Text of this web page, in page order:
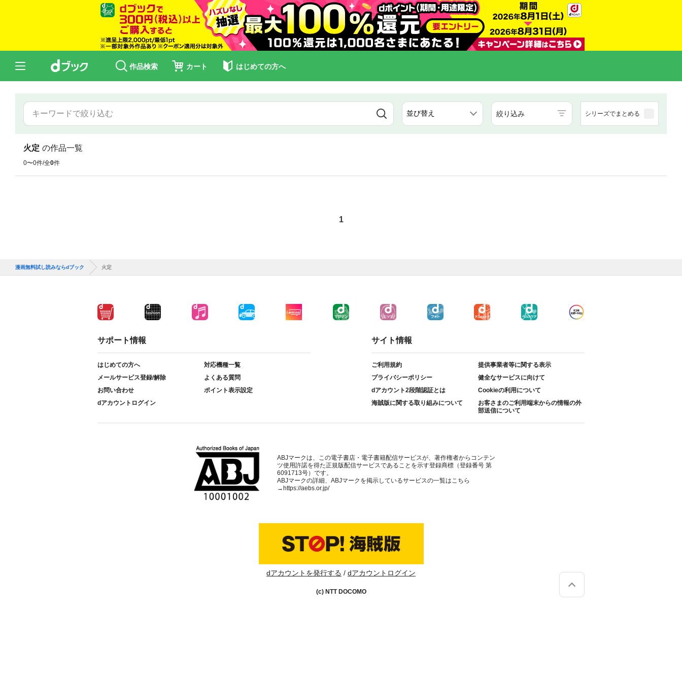
作品検索 カート はじめての方へ
絞り込み シリーズでまとめる
火定 の作品一覧
0〜0件/全0件
1
漫画無料試し読みならdブック 火定
サポート情報
はじめての方へ
対応機種一覧
メールサービス登録/解除
よくある質問
お問い合わせ
ポイント表示設定
dアカウントログイン
サイト情報
ご利用規約
提供事業者等に関する表示
プライバシーポリシー
健全なサービスに向けて
dアカウント2段階認証とは
Cookieの利用について
海賊版に関する取り組みについて
お客さまのご利用端末からの情報の外
部送信について
ABJマークは、この電子書店・電子書籍配信サービスが、著作権者からコンテン
ツ使用許諾を得た正規版配信サービスであることを示す登録商標（登録番号 第
6091713号）です。
ABJマークの詳細、ABJマークを掲示しているサービスの一覧はこちら
→ https://aebs.or.jp/
dアカウントを発行する dアカウントログイン
(c) NTT DOCOMO